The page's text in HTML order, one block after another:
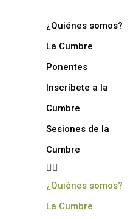
¿Quiénes somos?
La Cumbre
Ponentes
Inscríbete a la
Cumbre
Sesiones de la
Cumbre
¿Quiénes somos?
La Cumbre